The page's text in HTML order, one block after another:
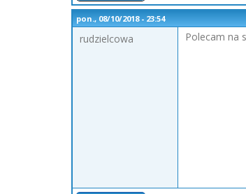
pon., 08/10/2018 - 23:54
rudzielcowa
Polecam na